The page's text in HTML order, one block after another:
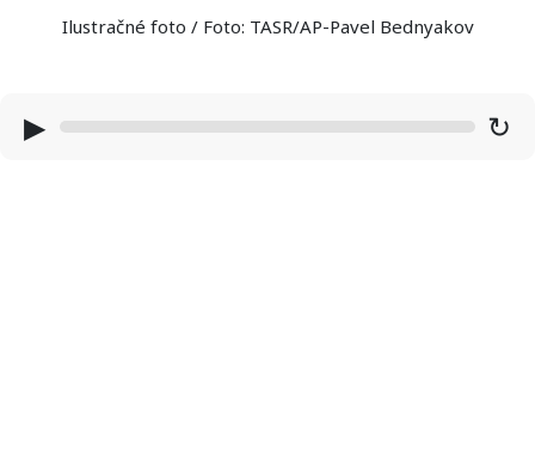
Ilustračné foto / Foto: TASR/AP-Pavel Bednyakov
▶ ↻